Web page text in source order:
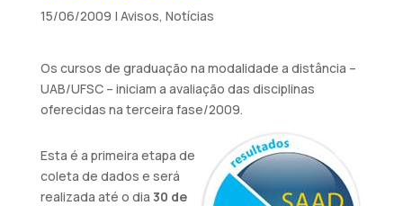
15/06/2009 | Avisos, Notícias
Os cursos de graduação na modalidade a distância –
UAB/UFSC – iniciam a avaliação das disciplinas
oferecidas na terceira fase/2009.
Esta é a primeira etapa de
coleta de dados e será
realizada até o dia 30 de